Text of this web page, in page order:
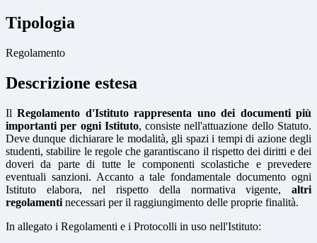
Tipologia
Regolamento
Descrizione estesa
IlRegolamento d'Istituto rappresenta uno dei documenti più
importanti per ogni Istituto, consiste nell'attuazione dello Statuto.
Deve dunque dichiarare le modalità, gli spazi i tempi di azione degli
studenti, stabilire le regole che garantiscano il rispetto dei diritti e dei
doveri da parte di tutte le componenti scolastiche e prevedere
eventuali sanzioni. Accanto a tale fondamentale documento ogni
Istituto elabora, nel rispetto della normativa vigente, altri
regolamenti necessari per il raggiungimento delle proprie finalità.
In allegato i Regolamenti e i Protocolli in uso nell'Istituto: